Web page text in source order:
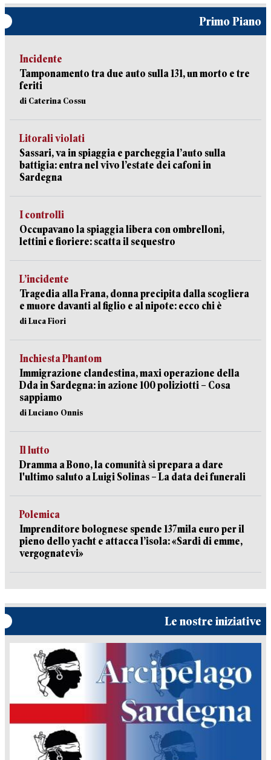
Primo Piano
Incidente
Tamponamento tra due auto sulla 131, un morto e tre
feriti
di Caterina Cossu
Litorali violati
Sassari, va in spiaggia e parcheggia l’auto sulla
battigia: entra nel vivo l’estate dei cafoni in
Sardegna
I controlli
Occupavano la spiaggia libera con ombrelloni,
lettini e fioriere: scatta il sequestro
L’incidente
Tragedia alla Frana, donna precipita dalla scogliera
e muore davanti al figlio e al nipote: ecco chi è
di Luca Fiori
Inchiesta Phantom
Immigrazione clandestina, maxi operazione della
Dda in Sardegna: in azione 100 poliziotti – Cosa
sappiamo
di Luciano Onnis
Il lutto
Dramma a Bono, la comunità si prepara a dare
l'ultimo saluto a Luigi Solinas – La data dei funerali
Polemica
Imprenditore bolognese spende 137mila euro per il
pieno dello yacht e attacca l’isola: «Sardi di emme,
vergognatevi»
Le nostre iniziative